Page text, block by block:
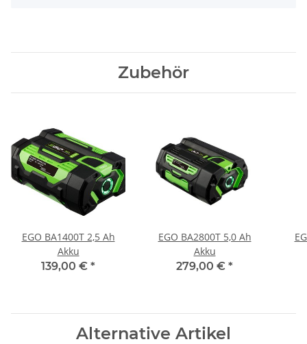
Zubehör
EGO BA1400T 2,5 Ah
Akku
139,00 € *
EGO BA2800T 5,0 Ah
Akku
279,00 € *
Alternative Artikel